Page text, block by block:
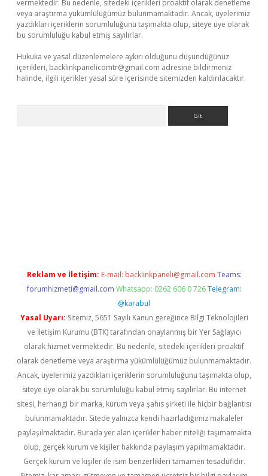
vermektedir. Bu nedenle, sitedeki içerikleri proaktif olarak denetleme
veya araştırma yükümlülüğümüz bulunmamaktadır. Ancak, üyelerimiz
yazdıkları içeriklerin sorumluluğunu taşımakta olup, siteye üye olarak
bu sorumluluğu kabul etmiş sayılırlar.
Hukuka ve yasal düzenlemelere aykırı olduğunu düşündüğünüz
içerikleri, backlinkpanelicomtr@gmail.com adresine bildirmeniz
halinde, ilgili içerikler yasal süre içerisinde sitemizden kaldırılacaktır.
Reklam ve İletişim: E-mail: backlinkpaneli@gmail.com Teams:
forumhizmeti@gmail.com Whatsapp: 0262 606 0 726 Telegram:
@karabul
Yasal Uyarı: Sitemiz, 5651 Sayılı Kanun gereğince Bilgi Teknolojileri
ve İletişim Kurumu (BTK) tarafından onaylanmış bir Yer Sağlayıcı
olarak hizmet vermektedir. Bu nedenle, sitedeki içerikleri proaktif
olarak denetleme veya araştırma yükümlülüğümüz bulunmamaktadır.
Ancak, üyelerimiz yazdıkları içeriklerin sorumluluğunu taşımakta olup,
siteye üye olarak bu sorumluluğu kabul etmiş sayılırlar. Bu internet
sitesi, herhangi bir marka, kurum veya şahıs şirketi ile hiçbir bağlantısı
bulunmamaktadır. Sitede yalnızca kendi hazırladığımız makaleler
paylaşılmaktadır. Burada yer alan içerikler haber niteliği taşımamakta
olup, gerçek kurum ve kişiler hakkında paylaşım yapılmamaktadır.
Gerçek kurum ve kişiler ile isim benzerlikleri tamamen tesadüfidir.